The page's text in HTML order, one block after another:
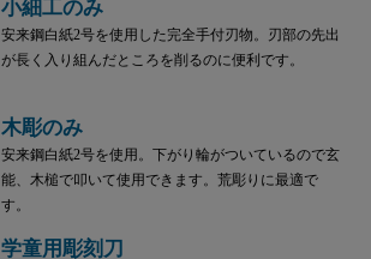
小細工のみ
安来鋼白紙2号を使用した完全手付刃物。刃部の先出
が長く入り組んだところを削るのに便利です。
木彫のみ
安来鋼白紙2号を使用。下がり輪がついているので玄
能、木槌で叩いて使用できます。荒彫りに最適で
す。
学童用彫刻刀